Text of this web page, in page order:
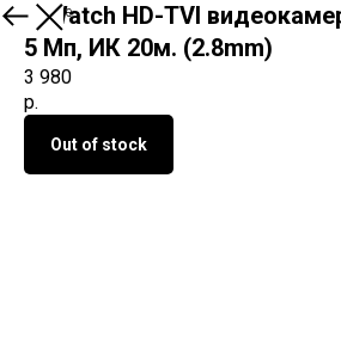
О продукте
HiWatch HD-TVI
5 Мп, ИК 20м. (2.8mm)
3 980
р.
Out of stock